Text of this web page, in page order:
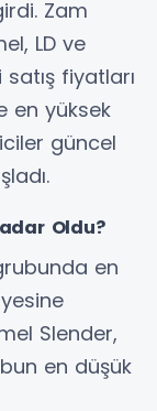
Zam
LD ve
fiyatları
en yüksek
güncel
Oldu?
en
Slender,
en düşük